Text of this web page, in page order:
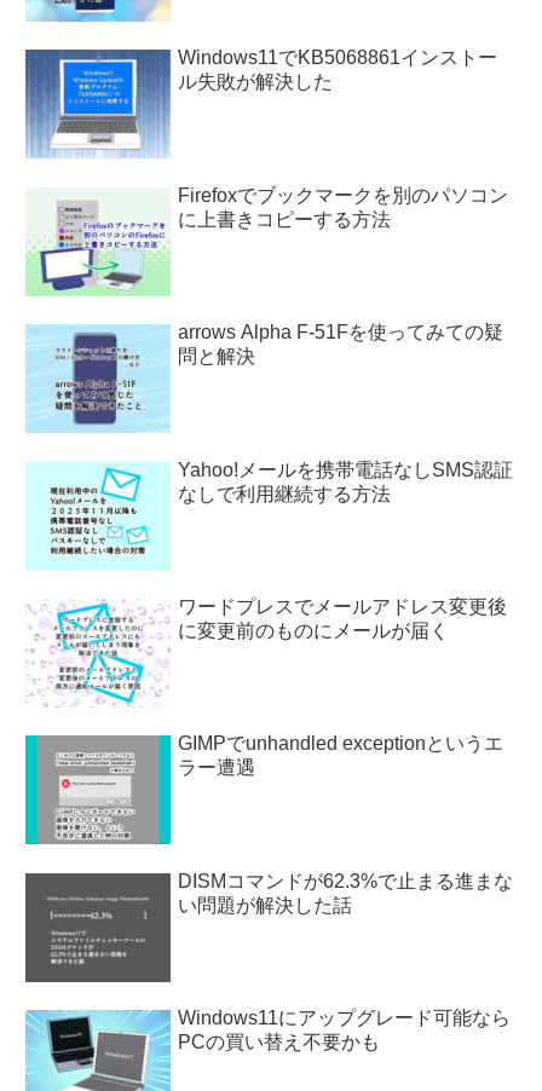
Windows11でKB5068861インストー
ル失敗が解決した
Firefoxでブックマークを別のパソコン
に上書きコピーする方法
arrows Alpha F-51Fを使ってみての疑
問と解決
Yahoo!メールを携帯電話なしSMS認証
なしで利用継続する方法
ワードプレスでメールアドレス変更後
に変更前のものにメールが届く
GIMPでunhandled exceptionというエ
ラー遭遇
DISMコマンドが62.3%で止まる進まな
い問題が解決した話
Windows11にアップグレード可能なら
PCの買い替え不要かも